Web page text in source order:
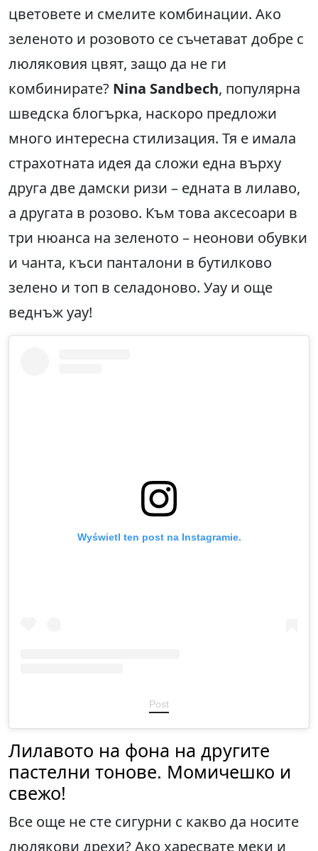
цветовете и смелите комбинации. Ако
зеленото и розовото се съчетават добре с
люляковия цвят, защо да не ги
комбинирате? Nina Sandbech, популярна
шведска блогърка, наскоро предложи
много интересна стилизация. Тя е имала
страхотната идея да сложи една върху
друга две дамски ризи – едната в лилаво,
а другата в розово. Към това аксесоари в
три нюанса на зеленото – неонови обувки
и чанта, къси панталони в бутилково
зелено и топ в селадоново. Уау и още
веднъж уау!
Wyświetl ten post na Instagramie.
Post
Лилавото на фона на другите
пастелни тонове. Момичешко и
свежо!
Все още не сте сигурни с какво да носите
люлякови дрехи? Ако харесвате меки и